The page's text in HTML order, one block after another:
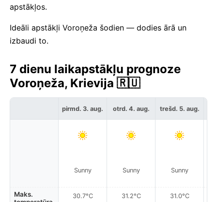
apstākļos.
Ideāli apstākļi Voroņeža šodien — dodies ārā un
izbaudi to.
7 dienu laikapstākļu prognoze
Voroņeža, Krievija 🇷🇺
Maks.
pirmd. 3. aug.
Sunny
30.7°C
otrd. 4. aug.
Sunny
31.2°C
trešd. 5. aug.
Sunny
31.0°C